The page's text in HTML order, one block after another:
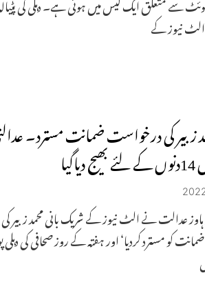
نیوز کے
زبیر کی درخواست ضمانت مسترد۔
ہاوز عدالت نے الٹ نیوز کے شریک بانی محمد زبیر کی
کو مسترد کردیا‘ اور ہفتہ کے روز صحافی کی